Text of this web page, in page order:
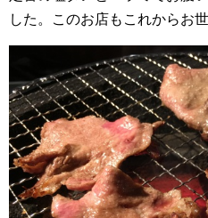
した。このお店もこれからお